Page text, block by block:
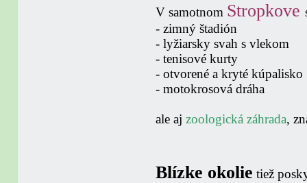
V samotnom Stropkove
- zimný štadión
- lyžiarsky svah s vlekom
- tenisové kurty
- otvorené a kryté kúpalisko
- motokrosová dráha
ale aj zoologická záhrada,
Blízke okolie tiež